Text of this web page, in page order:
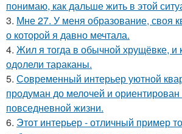
понимаю, как дальше жить в этой
3. Мне 27. У меня образование, своя
о которой я давно мечтала.
4. Жил я тогда в обычной хрущёвке, и
одолели тараканы.
5. Современный интерьер уютной
продуман до мелочей и
повседневной жизни.
6. Этот интерьер - отличный пример